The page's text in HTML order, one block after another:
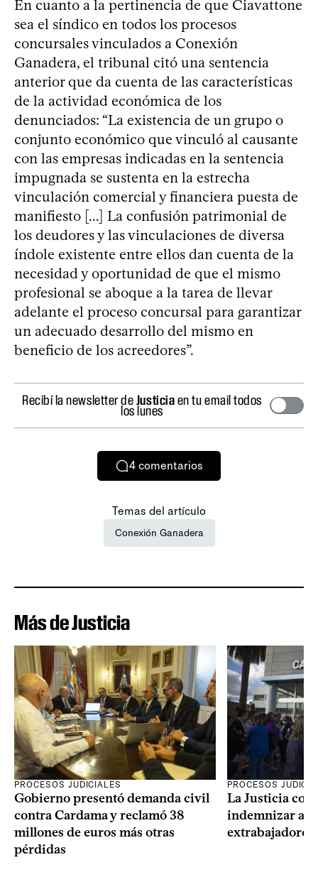
En cuanto a la pertinencia de que Ciavattone
sea el síndico en todos los procesos
concursales vinculados a Conexión
Ganadera, el tribunal citó una sentencia
anterior que da cuenta de las características
de la actividad económica de los
denunciados: “La existencia de un grupo o
conjunto económico que vinculó al causante
con las empresas indicadas en la sentencia
impugnada se sustenta en la estrecha
vinculación comercial y financiera puesta de
manifiesto [...] La confusión patrimonial de
los deudores y las vinculaciones de diversa
índole existente entre ellos dan cuenta de la
necesidad y oportunidad de que el mismo
profesional se aboque a la tarea de llevar
adelante el proceso concursal para garantizar
un adecuado desarrollo del mismo en
beneficio de los acreedores”.
Recibí la newsletter deJusticiaen tu email todos
los lunes
4 comentarios
Temas del artículo
Conexión Ganadera
Más de Justicia
PROCESOS JUDICIALES
Gobierno presentó demanda civil
contra Cardama y reclamó 38
millones de euros más otras
pérdidas
PROCESOS
La Justicia
indemnizar a
extrabajadores